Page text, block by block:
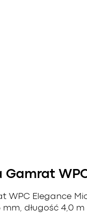
Gamrat
WPC Elegance
mm, długość 4,0